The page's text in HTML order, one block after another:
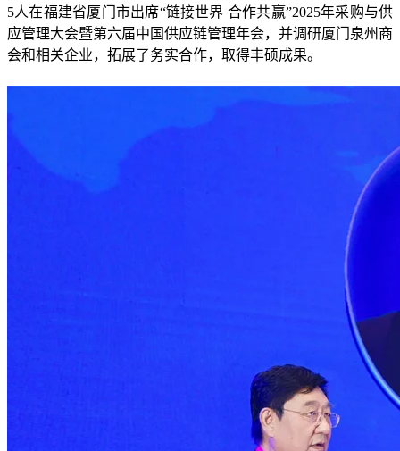
5人在福建省厦门市出席“链接世界 合作共赢”2025年采购与供
应管理大会暨第六届中国供应链管理年会，并调研厦门泉州商
会和相关企业，拓展了务实合作，取得丰硕成果。